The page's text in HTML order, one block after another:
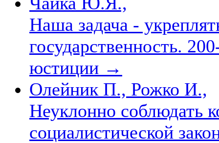
Наша задача -
государственность.
юстиции →
Олейник П., Рожко И.,
Неуклонно соблюдать
социалистической